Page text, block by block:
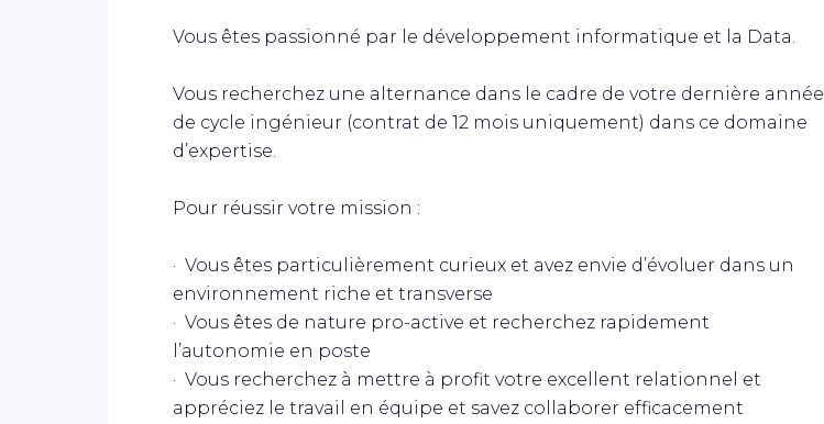
Vous êtes passionné par le développement informatique et la Data.
Vous recherchez une alternance dans le cadre de votre dernière année
de cycle ingénieur (contrat de 12 mois uniquement) dans ce domaine
d’expertise.
Pour réussir votre mission :
· Vous êtes particulièrement curieux et avez envie d’évoluer dans un
environnement riche et transverse
· Vous êtes de nature pro-active et recherchez rapidement
l’autonomie en poste
· Vous recherchez à mettre à profit votre excellent relationnel et
appréciez le travail en équipe et savez collaborer efficacement